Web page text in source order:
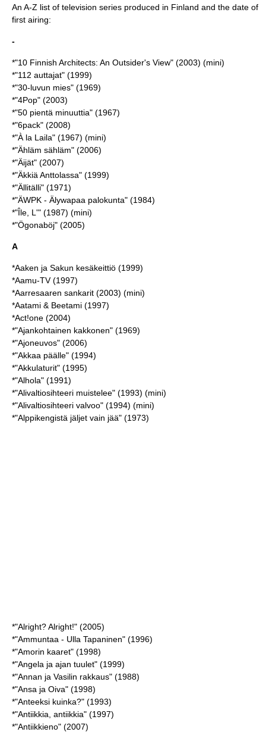
An A-Z list of television series produced in Finland and the date of
first airing:
-
*"10 Finnish Architects: An Outsider's View" (2003) (mini)
*"112 auttajat" (1999)
*"30-luvun mies" (1969)
*"4Pop" (2003)
*"50 pientä minuuttia" (1967)
*"6pack" (2008)
*"À la Laila" (1967) (mini)
*"Ähläm sähläm" (2006)
*"Äijät" (2007)
*"Äkkiä Anttolassa" (1999)
*"Ällitälli" (1971)
*"ÄWPK - Älywapaa palokunta" (1984)
*"Île, L'" (1987) (mini)
*"Ögonaböj" (2005)
A
*Aaken ja Sakun kesäkeittiö (1999)
*Aamu-TV(1997)
*Aarresaaren sankarit (2003) (mini)
*Aatami & Beetami (1997)
*Act!one (2004)
*"Ajankohtainen kakkonen" (1969)
*"Ajoneuvos" (2006)
*"Akkaa päälle" (1994)
*"Akkulaturit" (1995)
*"Alhola" (1991)
*"Alivaltiosihteeri muistelee" (1993) (mini)
*"Alivaltiosihteeri valvoo" (1994) (mini)
*"Alppikengistä jäljet vain jää" (1973)
*"Alright? Alright!" (2005)
*"Ammuntaa - Ulla Tapaninen" (1996)
*"Amorin kaaret" (1998)
*"Angela ja ajan tuulet" (1999)
*"Annan ja Vasilin rakkaus" (1988)
*"Ansa ja Oiva" (1998)
*"Anteeksi kuinka?" (1993)
*"Antiikkia, antiikkia" (1997)
*"Antiikkieno" (2007)